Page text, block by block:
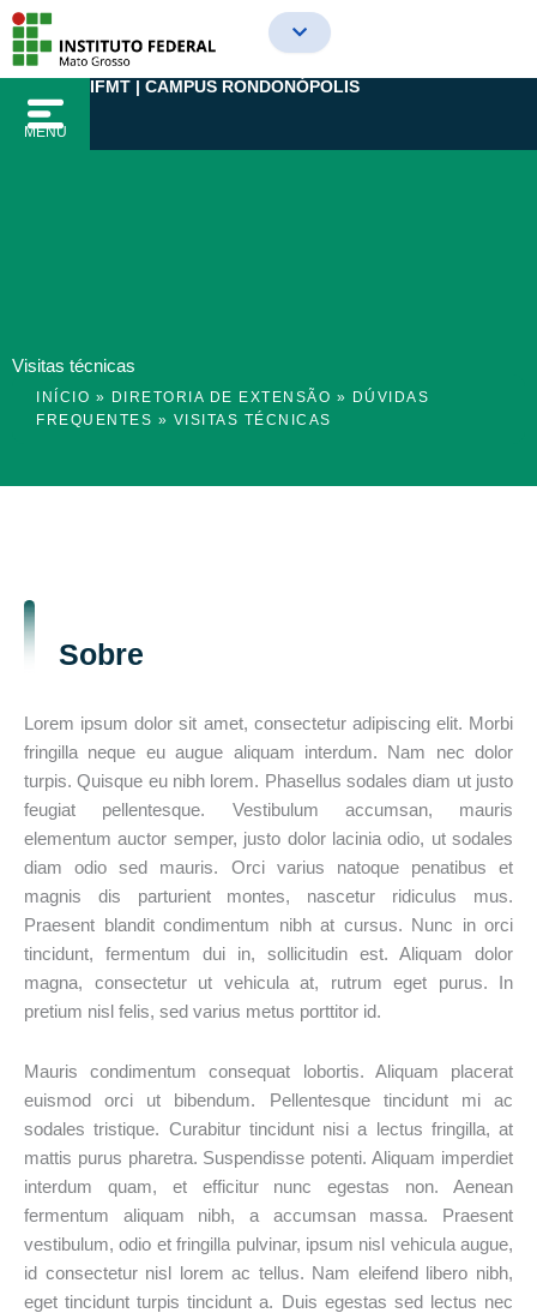
para
conteúdo
MENU
IFMT | CAMPUS RONDONÓPOLIS
Visitas técnicas
INÍCIO » DIRETORIA DE EXTENSÃO » DÚVIDAS
FREQUENTES » VISITAS TÉCNICAS
Sobre
Lorem ipsum dolor sit amet, consectetur adipiscing elit. Morbi
fringilla neque eu augue aliquam interdum. Nam nec dolor
turpis. Quisque eu nibh lorem. Phasellus sodales diam ut justo
feugiat pellentesque. Vestibulum accumsan, mauris
elementum auctor semper, justo dolor lacinia odio, ut sodales
diam odio sed mauris. Orci varius natoque penatibus et
magnis dis parturient montes, nascetur ridiculus mus.
Praesent blandit condimentum nibh at cursus. Nunc in orci
tincidunt, fermentum dui in, sollicitudin est. Aliquam dolor
magna, consectetur ut vehicula at, rutrum eget purus. In
pretium nisl felis, sed varius metus porttitor id.
Mauris condimentum consequat lobortis. Aliquam placerat
euismod orci ut bibendum. Pellentesque tincidunt mi ac
sodales tristique. Curabitur tincidunt nisi a lectus fringilla, at
mattis purus pharetra. Suspendisse potenti. Aliquam imperdiet
interdum quam, et efficitur nunc egestas non. Aenean
fermentum aliquam nibh, a accumsan massa. Praesent
vestibulum, odio et fringilla pulvinar, ipsum nisl vehicula augue,
id consectetur nisl lorem ac tellus. Nam eleifend libero nibh,
eget tincidunt turpis tincidunt a. Duis egestas sed lectus nec